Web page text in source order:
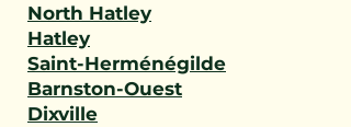
North Hatley
Hatley
Saint-Herménégilde
Barnston-Ouest
Dixville